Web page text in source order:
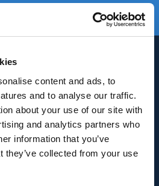
content and ads, to
and to analyse our traffic.
about your use of our site with
and analytics partners who
information that you’ve
they’ve collected from your use
DE ANDALUCÍA